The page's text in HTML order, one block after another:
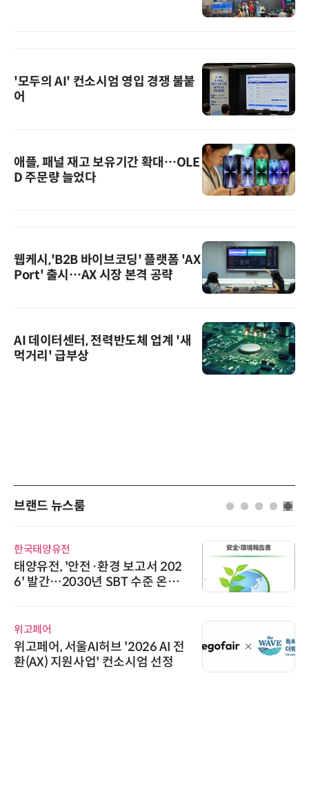
'모두의 AI' 컨소시엄 영입 경쟁 불붙
어
애플, 패널 재고 보유기간 확대…OLE
D 주문량 늘었다
웹케시,'B2B 바이브코딩' 플랫폼 'AX
Port' 출시…AX 시장 본격 공략
AI 데이터센터, 전력반도체 업계 '새
먹거리' 급부상
브랜드 뉴스룸
한국태양유전
태양유전, '안전·환경 보고서 202
6' 발간…2030년 SBT 수준 온실
위고페어
위고페어, 서울AI허브 '2026 AI 전
환(AX) 지원사업' 컨소시엄 선정